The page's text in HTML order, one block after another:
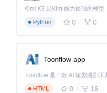
动触发更新，确保信息准确性
分散请求时间，降低风险，
通过Campus-iMaoTai智能预
中解放出来，每天节省至少
上。现在就开始使用，让智
项目地址：https://
Python
0 0
Toonflow-app
HTML
0 16